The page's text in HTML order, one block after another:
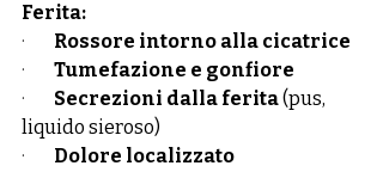
Ferita:
· Rossore intorno alla cicatrice
· Tumefazione e gonfiore
· Secrezioni dalla ferita (pus,
liquido sieroso)
· Dolore localizzato